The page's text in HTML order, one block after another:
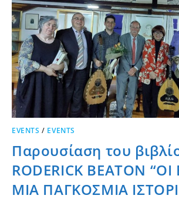
EVENTS / EVENTS
Παρουσίαση του
RODERICK BEATON
ΜΙΑ ΠΑΓΚΟΣΜΙΑ